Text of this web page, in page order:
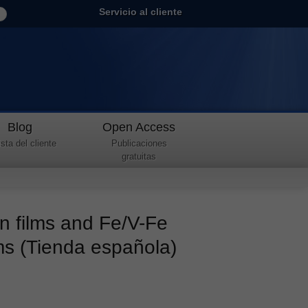
Servicio al cliente
Blog
del cliente
Open Access
Publicaciones
gratuitas
films and Fe/V-Fe
(Tienda española)